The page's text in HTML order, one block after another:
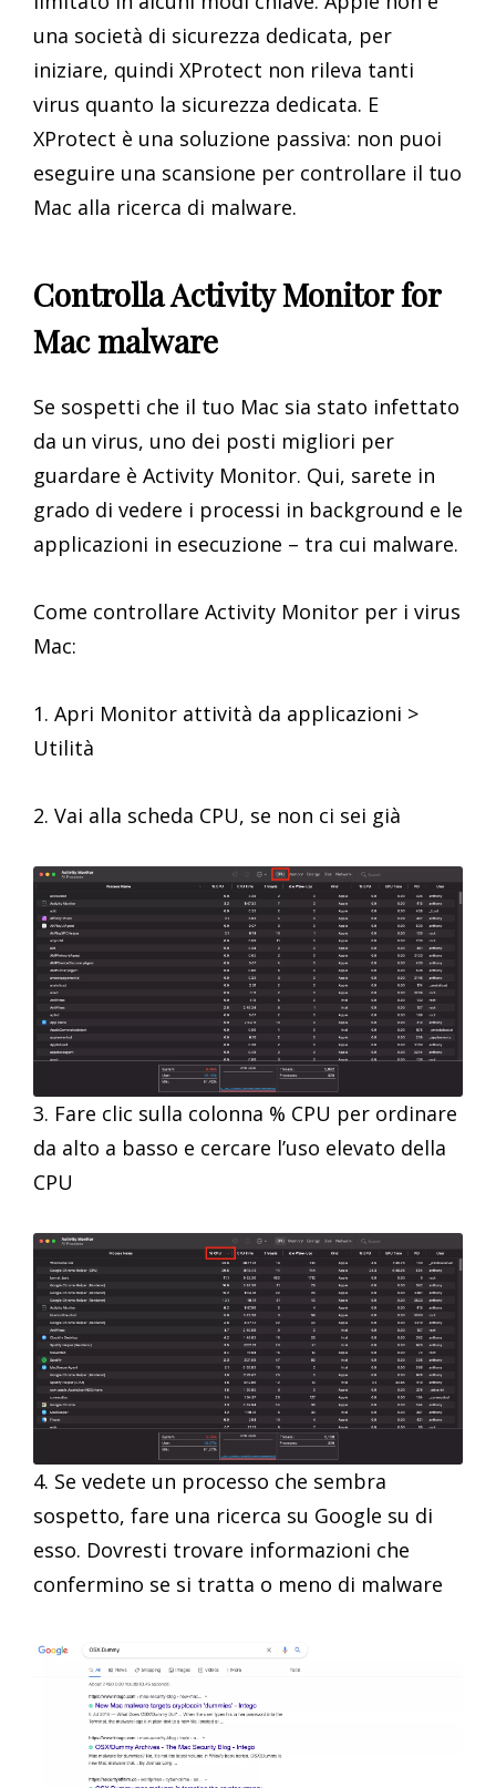
una società di sicurezza dedicata, per
iniziare, quindi XProtect non rileva tanti
virus quanto la sicurezza dedicata. E
XProtect è una soluzione passiva: non puoi
eseguire una scansione per controllare il tuo
Mac alla ricerca di malware.
Controlla Activity Monitor for
Mac malware
Se sospetti che il tuo Mac sia stato infettato
da un virus, uno dei posti migliori per
guardare è Activity Monitor. Qui, sarete in
grado di vedere i processi in background e le
applicazioni in esecuzione – tra cui malware.
Come controllare Activity Monitor per i virus
Mac:
1. Apri Monitor attività da applicazioni >
Utilità
2. Vai alla scheda CPU, se non ci sei già
3. Fare clic sulla colonna % CPU per ordinare
da alto a basso e cercare l’uso elevato della
CPU
4. Se vedete un processo che sembra
sospetto, fare una ricerca su Google su di
esso. Dovresti trovare informazioni che
confermino se si tratta o meno di malware